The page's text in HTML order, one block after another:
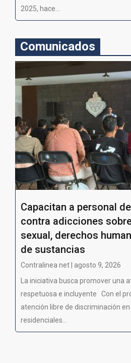
2025, hace...
Comunicados
Capacitan a personal
contra adicciones
sexual, derechos
de sustancias
Contralinea net | agosto 9, 2026
La iniciativa busca promover una
respetuosa e incluyente Con el
atención libre de discriminación
residenciales...